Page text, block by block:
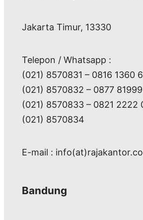
Jakarta Timur, 13330
Telepon / Whatsapp :
(021) 8570831 – 0816 1360
(021) 8570832 – 0877
(021) 8570833 – 0821 2222
(021) 8570834
E-mail :
Bandung